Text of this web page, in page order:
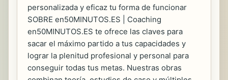
personalizada y eficaz tu forma de funcionar
SOBRE en50MINUTOS.ES | Coaching
en50MINUTOS.ES te ofrece las claves para
sacar el máximo partido a tus capacidades y
lograr la plenitud profesional y personal para
conseguir todas tus metas. Nuestras obras